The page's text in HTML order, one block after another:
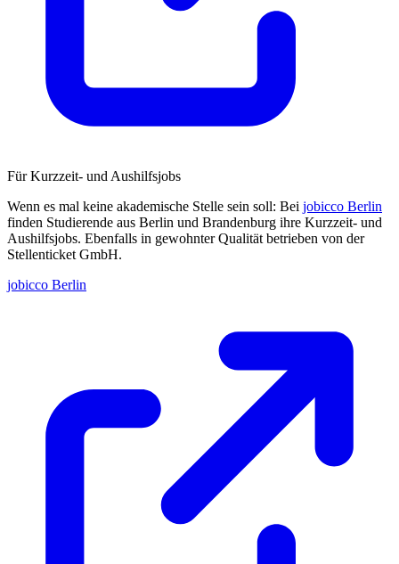
Für Kurzzeit- und Aushilfsjobs
Wenn es mal keine akademische Stelle sein soll: Bei jobicco Berlin
finden Studierende aus Berlin und Brandenburg ihre Kurzzeit- und
Aushilfsjobs. Ebenfalls in gewohnter Qualität betrieben von der
Stellenticket GmbH.
jobicco Berlin